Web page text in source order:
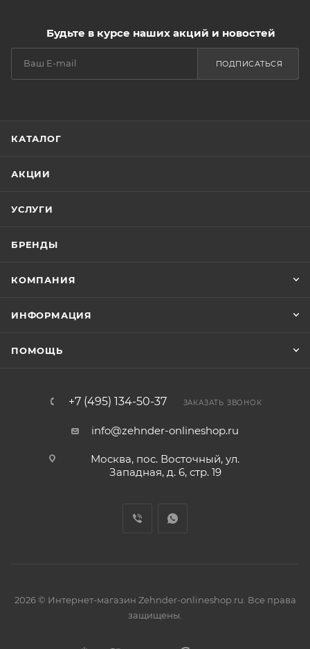
Будьте в курсе наших акций и новостей
ПОДПИСАТЬСЯ
КАТАЛОГ
АКЦИИ
УСЛУГИ
БРЕНДЫ
КОМПАНИЯ
ИНФОРМАЦИЯ
ПОМОЩЬ
+7 (495) 134-50-37 ЗАКАЗАТЬ ЗВОНОК
info@zehnder-onlineshop.ru
Москва, пос. Восточный, ул.
Западная, д. 6, стр. 19
2026 © Интернет-магазин Zehnder-onlineshop.ru. Все права
защищены.